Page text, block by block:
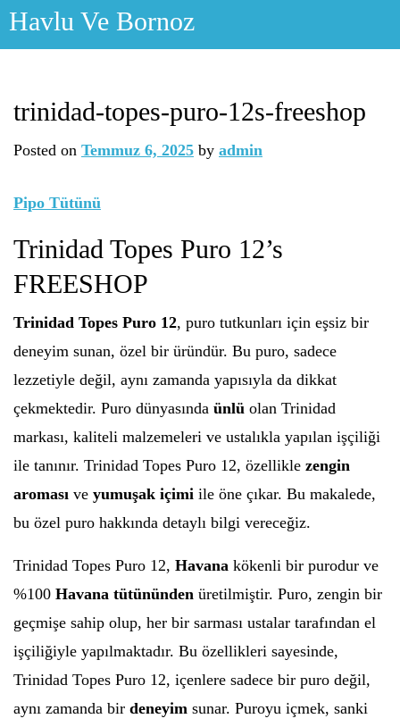
Skip
Havlu Ve Bornoz
trinidad-topes-puro-12s-freeshop
Posted on Temmuz 6, 2025 by admin
Pipo Tütünü
Trinidad Topes Puro 12’s
FREESHOP
Trinidad Topes Puro 12, puro tutkunları için eşsiz bir
deneyim sunan, özel bir üründür. Bu puro, sadece
lezzetiyle değil, aynı zamanda yapısıyla da dikkat
çekmektedir. Puro dünyasında ünlü olan Trinidad
markası, kaliteli malzemeleri ve ustalıkla yapılan işçiliği
ile tanınır. Trinidad Topes Puro 12, özellikle zengin
aroması ve yumuşak içimi ile öne çıkar. Bu makalede,
bu özel puro hakkında detaylı bilgi vereceğiz.
Trinidad Topes Puro 12, Havana kökenli bir purodur ve
%100 Havana tütününden üretilmiştir. Puro, zengin bir
geçmişe sahip olup, her bir sarması ustalar tarafından el
işçiliğiyle yapılmaktadır. Bu özellikleri sayesinde,
Trinidad Topes Puro 12, içenlere sadece bir puro değil,
aynı zamanda bir deneyim sunar. Puroyu içmek, sanki